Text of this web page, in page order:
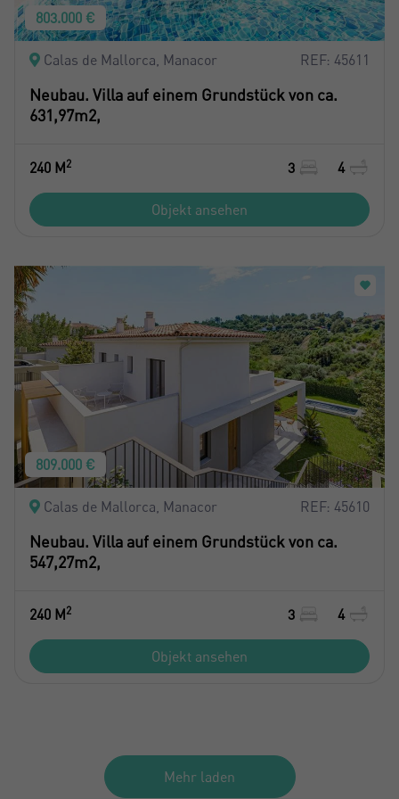
803.000 €
Calas de Mallorca, Manacor REF: 45611
Neubau. Villa auf einem Grundstück von ca.
631,97m2,
240 M2 3 4
Objekt ansehen
809.000 €
Calas de Mallorca, Manacor REF: 45610
Neubau. Villa auf einem Grundstück von ca.
547,27m2,
240 M2 3 4
Objekt ansehen
Mehr laden